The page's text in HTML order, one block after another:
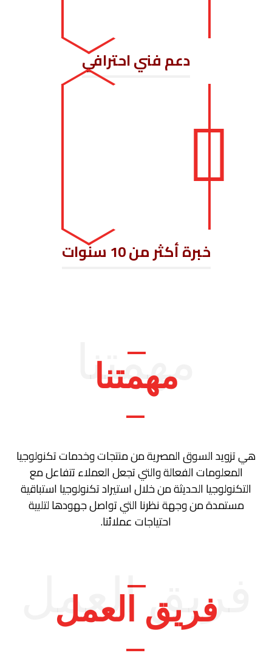
دعم فني احترافي
خبرة أكثر من 10 سنوات
مهمتنا
مهمتنا
هي تزويد السوق المصرية من منتجات وخدمات تكنولوجيا
المعلومات الفعالة والتي تجعل العملاء تتفاعل مع
التكنولوجيا الحديثة من خلال استيراد تكنولوجيا استباقية
مستمدة من وجهة نظرنا التي تواصل جهودها لتلبية
احتياجات عملائنا.
فريق العمل
فريق العمل